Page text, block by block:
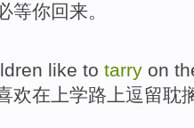
等你回来。
like to tarry on
欢在上学路上逗留耽